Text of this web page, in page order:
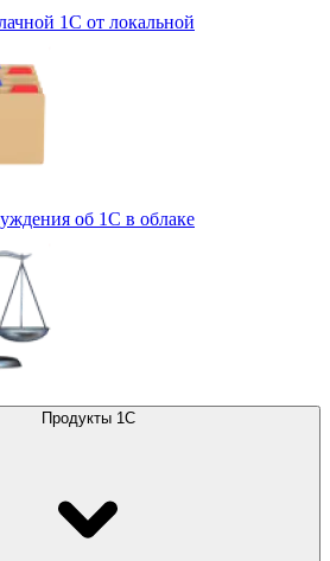
1С от локальной
об 1С в облаке
Продукты 1С